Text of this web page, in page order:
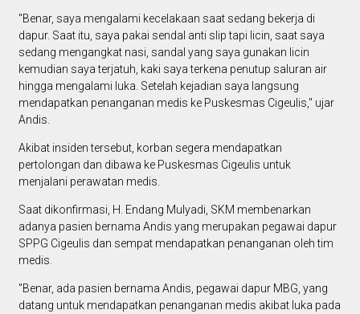
"Benar, saya mengalami kecelakaan saat sedang bekerja di
dapur. Saat itu, saya pakai sendal anti slip tapi licin, saat saya
sedang mengangkat nasi, sandal yang saya gunakan licin
kemudian saya terjatuh, kaki saya terkena penutup saluran air
hingga mengalami luka. Setelah kejadian saya langsung
mendapatkan penanganan medis ke Puskesmas Cigeulis," ujar
Andis.
Akibat insiden tersebut, korban segera mendapatkan
pertolongan dan dibawa ke Puskesmas Cigeulis untuk
menjalani perawatan medis.
Saat dikonfirmasi, H. Endang Mulyadi, SKM membenarkan
adanya pasien bernama Andis yang merupakan pegawai dapur
SPPG Cigeulis dan sempat mendapatkan penanganan oleh tim
medis.
"Benar, ada pasien bernama Andis, pegawai dapur MBG, yang
datang untuk mendapatkan penanganan medis akibat luka pada